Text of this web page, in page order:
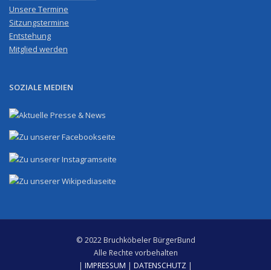
Unsere Termine
Sitzungstermine
Entstehung
Mitglied werden
SOZIALE MEDIEN
© 2022 Bruchköbeler BürgerBund
Alle Rechte vorbehalten
| IMPRESSUM | DATENSCHUTZ |